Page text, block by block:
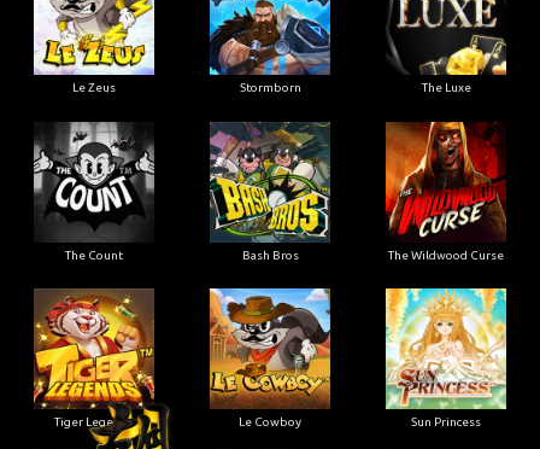
Le Zeus Stormborn The Luxe
The Count Bash Bros The Wildwood Curse
Tiger Legends Le Cowboy Sun Princess